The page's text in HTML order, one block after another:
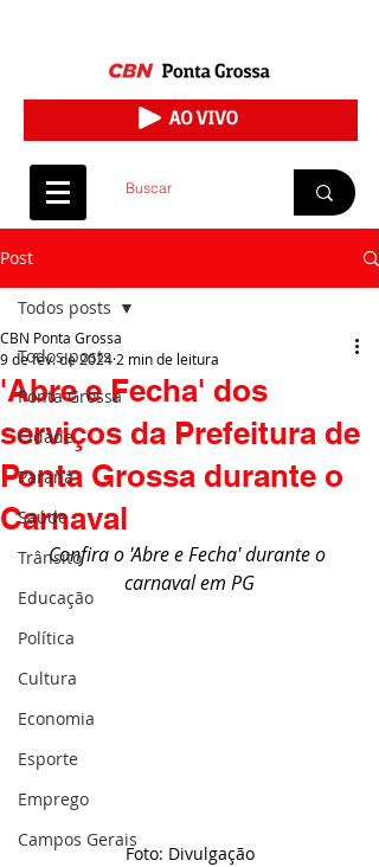
Post
Todos posts
Ponta Grossa
Cidade
Paraná
Saúde
Trânsito
Educação
Política
Cultura
Economia
Esporte
Emprego
Campos Gerais
Todos posts
'Abre e Fecha' dos
serviços da Prefeitura de
Ponta Grossa durante o
Carnaval
CBN Ponta Grossa
9 de fev. de 2024 2 min de leitura
Confira o 'Abre e Fecha' durante o
carnaval em PG
Foto: Divulgação